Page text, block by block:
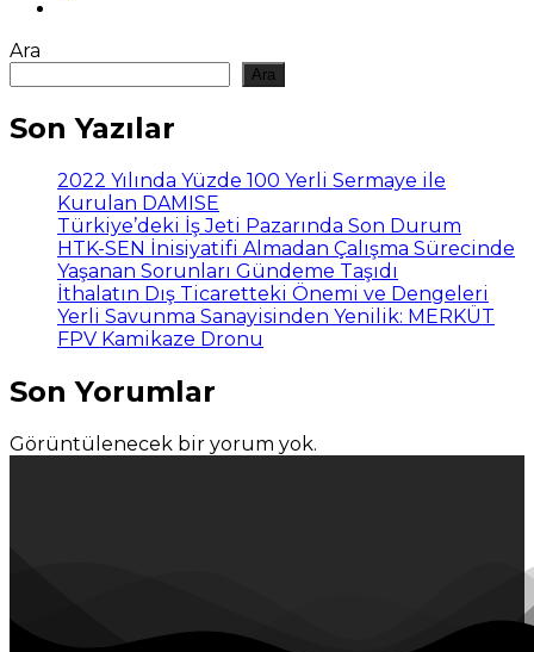
Ara
Ara
Son Yazılar
2022 Yılında Yüzde 100 Yerli Sermaye ile
Kurulan DAMISE
Türkiye’deki İş Jeti Pazarında Son Durum
HTK-SEN İnisiyatifi Almadan Çalışma Sürecinde
Yaşanan Sorunları Gündeme Taşıdı
İthalatın Dış Ticaretteki Önemi ve Dengeleri
Yerli Savunma Sanayisinden Yenilik: MERKÜT
FPV Kamikaze Dronu
Son Yorumlar
Görüntülenecek bir yorum yok.